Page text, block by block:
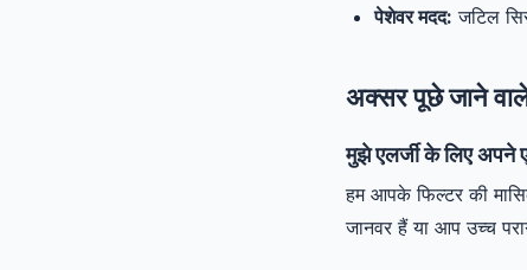
पेशेवर मदद: जटिल
अक्सर पूछे जाने
मुझे एलर्जी के लिए अपने
हम आपके फिल्टर की
जानवर हैं या आप उच्च